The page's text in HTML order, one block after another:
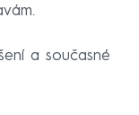
a současné